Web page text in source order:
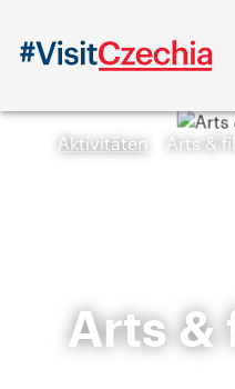
Aktivitäten Arts &
Arts &